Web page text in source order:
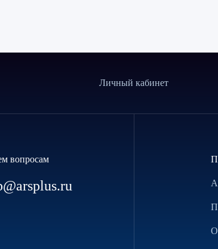
Личный кабинет
вопросам